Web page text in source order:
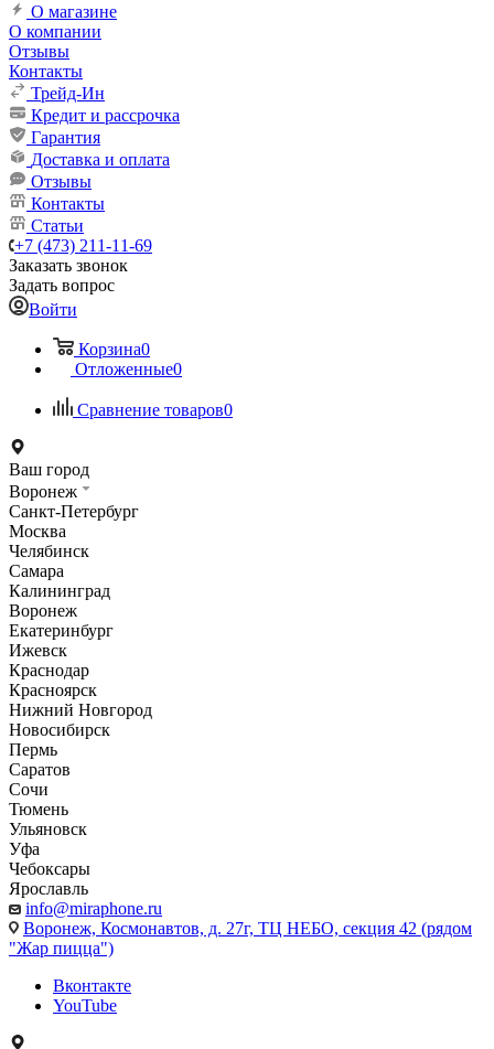
О магазине
О компании
Отзывы
Контакты
Трейд-Ин
Кредит и рассрочка
Гарантия
Доставка и оплата
Отзывы
Контакты
Статьи
+7 (473) 211-11-69
Заказать звонок
Задать вопрос
Войти
Корзина0
Отложенные0
Сравнение товаров0
Ваш город
Воронеж
Санкт-Петербург
Москва
Челябинск
Самара
Калининград
Воронеж
Екатеринбург
Ижевск
Краснодар
Красноярск
Нижний Новгород
Новосибирск
Пермь
Саратов
Сочи
Тюмень
Ульяновск
Уфа
Чебоксары
Ярославль
info@miraphone.ru
Воронеж, Космонавтов, д. 27г, ТЦ НЕБО, секция 42 (рядом
"Жар пицца")
Вконтакте
YouTube